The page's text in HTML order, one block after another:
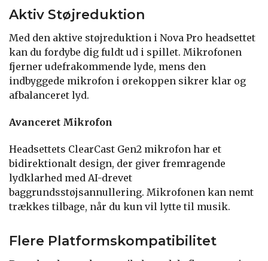
Aktiv Støjreduktion
Med den aktive støjreduktion i Nova Pro headsettet
kan du fordybe dig fuldt ud i spillet. Mikrofonen
fjerner udefrakommende lyde, mens den
indbyggede mikrofon i ørekoppen sikrer klar og
afbalanceret lyd.
Avanceret Mikrofon
Headsettets ClearCast Gen2 mikrofon har et
bidirektionalt design, der giver fremragende
lydklarhed med AI-drevet
baggrundsstøjsannullering. Mikrofonen kan nemt
trækkes tilbage, når du kun vil lytte til musik.
Flere Platformskompatibilitet